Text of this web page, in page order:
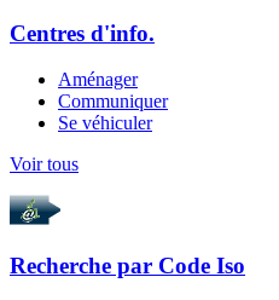
Centres d'info.
Aménager
Communiquer
Se véhiculer
Voir tous
Recherche par Code Iso